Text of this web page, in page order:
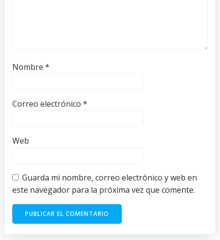
Nombre *
Correo electrónico *
Web
Guarda mi nombre, correo electrónico y web en
este navegador para la próxima vez que comente.